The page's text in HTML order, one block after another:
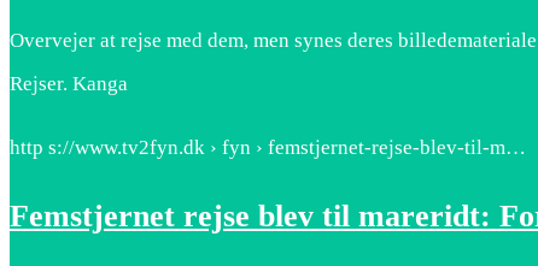
Overvejer at rejse med dem, men synes deres
Rejser. Kanga
http s://www.tv2fyn.dk › fyn › femstjernet-rejse-blev-til-m…
Femstjernet rejse blev til mareridt: